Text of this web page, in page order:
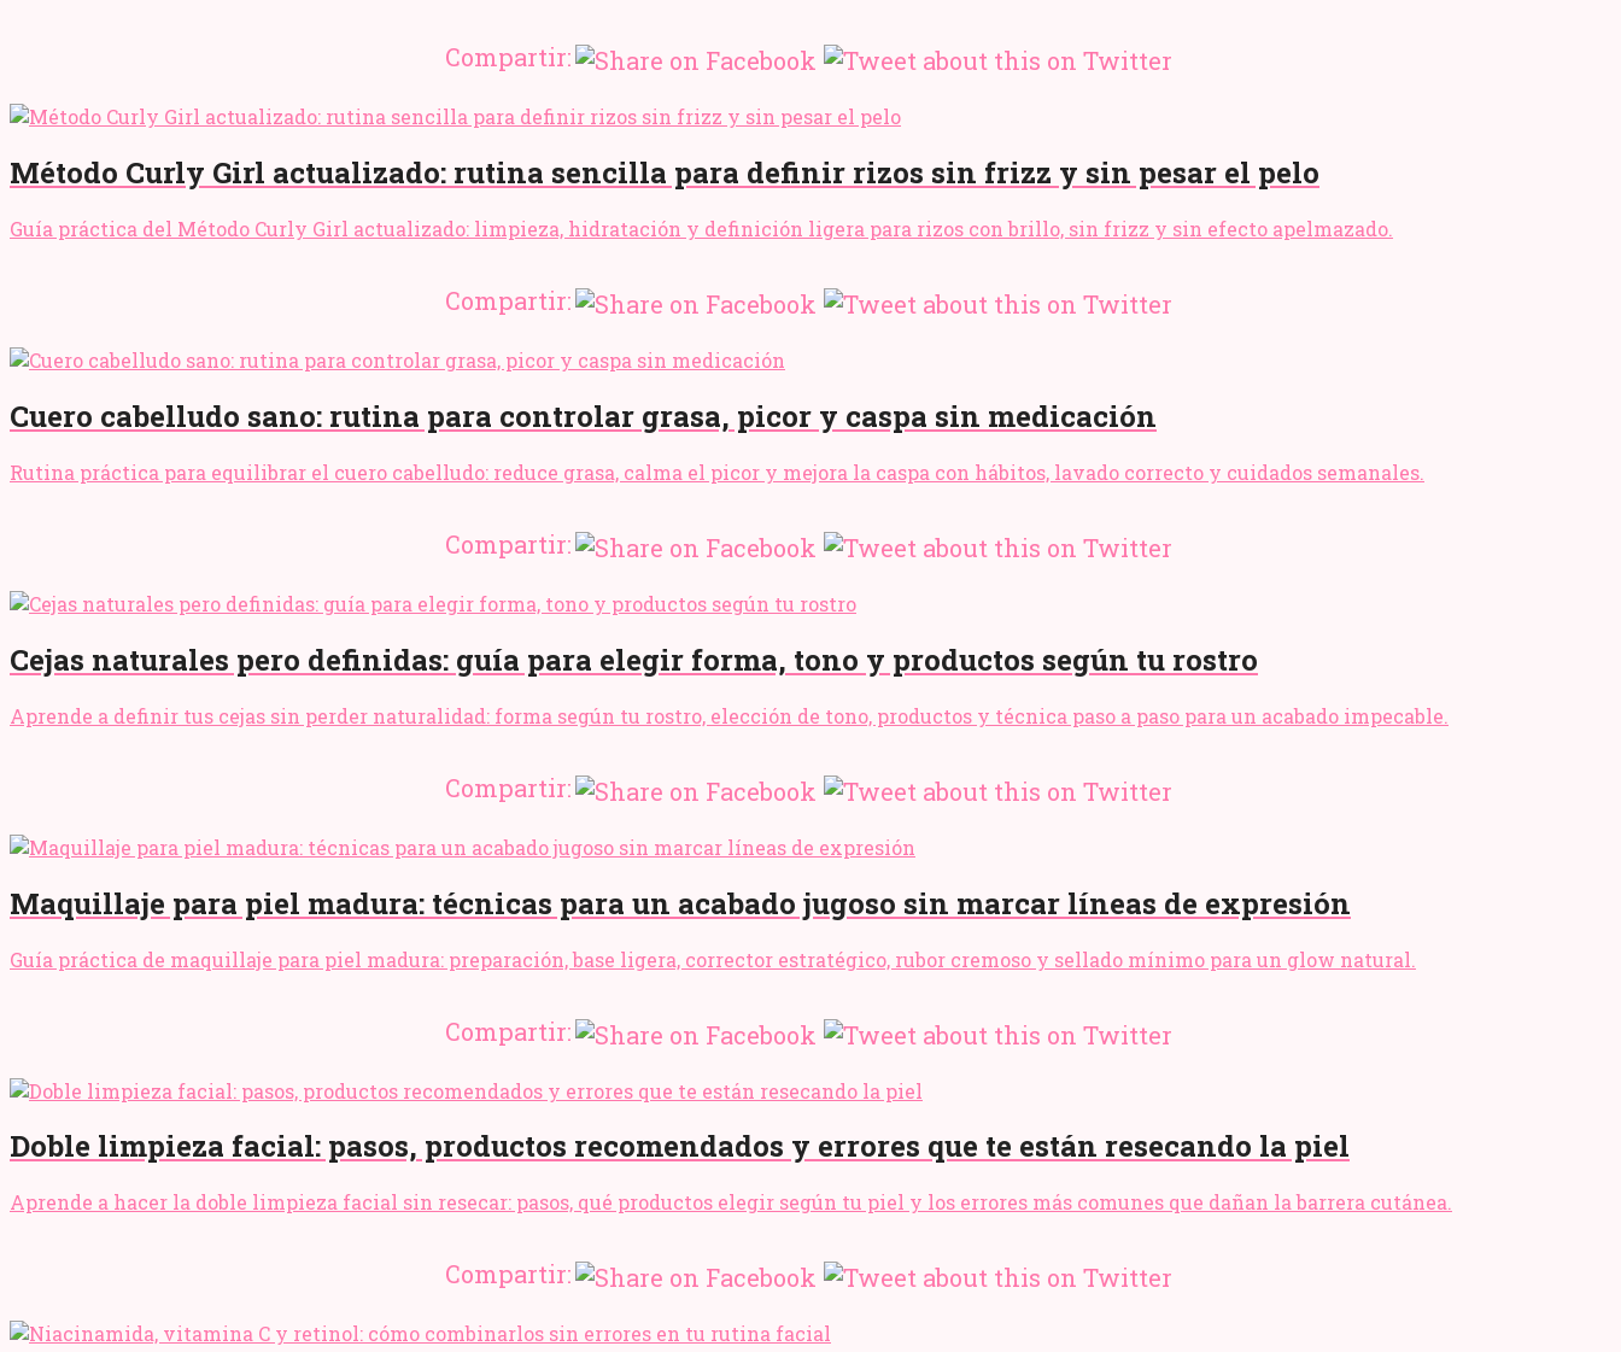
Compartir:
Método Curly Girl actualizado: rutina sencilla para definir rizos sin frizz y sin pesar el pelo
Guía práctica del Método Curly Girl actualizado: limpieza, hidratación y definición ligera para rizos con brillo, sin frizz y sin efecto apelmazado.
Compartir:
Cuero cabelludo sano: rutina para controlar grasa, picor y caspa sin medicación
Rutina práctica para equilibrar el cuero cabelludo: reduce grasa, calma el picor y mejora la caspa con hábitos, lavado correcto y cuidados semanales.
Compartir:
Cejas naturales pero definidas: guía para elegir forma, tono y productos según tu rostro
Aprende a definir tus cejas sin perder naturalidad: forma según tu rostro, elección de tono, productos y técnica paso a paso para un acabado impecable.
Compartir:
Maquillaje para piel madura: técnicas para un acabado jugoso sin marcar líneas de expresión
Guía práctica de maquillaje para piel madura: preparación, base ligera, corrector estratégico, rubor cremoso y sellado mínimo para un glow natural.
Compartir:
Doble limpieza facial: pasos, productos recomendados y errores que te están resecando la piel
Aprende a hacer la doble limpieza facial sin resecar: pasos, qué productos elegir según tu piel y los errores más comunes que dañan la barrera cutánea.
Compartir: